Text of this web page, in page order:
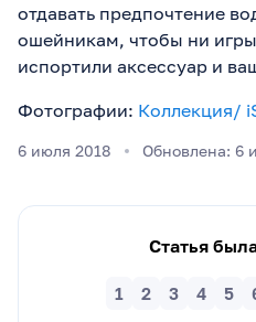
отдавать предпочтение
ошейникам, чтобы ни
испортили аксессуар и
Фотографии: Коллекция/
6 июля 2018 Обновлена: 6
Статья
5
4
3
2
1